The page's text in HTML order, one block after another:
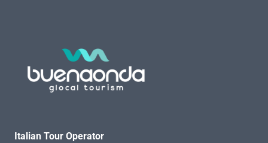
Italian Tour Operator